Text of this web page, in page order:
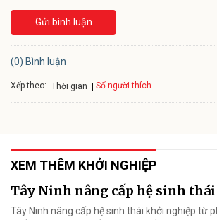
Gửi bình luận
(0) Bình luận
Xếp theo: Thời gian Số người thích
XEM THÊM KHỞI NGHIỆP
Tây Ninh nâng cấp hệ sinh
Tây Ninh nâng cấp hệ sinh thái khởi nghiệp từ